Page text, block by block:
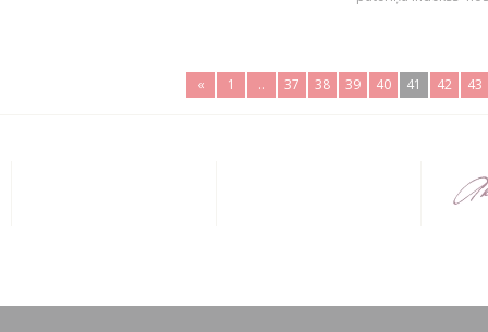
« 1 .. 37 38 39 40 41 42 43